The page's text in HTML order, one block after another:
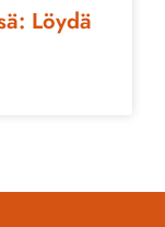
Löydä